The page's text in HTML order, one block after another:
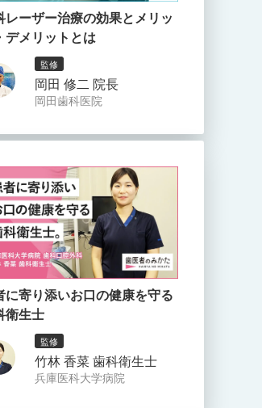
レーザー治療の効果とメリッ
デメリットとは
監修
岡田 修二 院長
岡田歯科医院
に寄り添いお口の健康を守る
衛生士
監修
竹林 香菜 歯科衛生士
兵庫医科大学病院